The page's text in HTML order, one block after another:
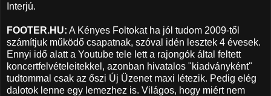
Interjú.
FOOTER.HU: A Kényes Foltokat ha jól tudom 2009-től
számítjuk működő csapatnak, szóval idén lesztek 4 évesek.
Ennyi idő alatt a Youtube tele lett a rajongók által feltett
koncertfelvételeitekkel, azonban hivatalos "kiadványként"
tudtommal csak az őszi Új Üzenet maxi létezik. Pedig elég
dalotok lenne egy lemezhez is. Világos, hogy miért nem